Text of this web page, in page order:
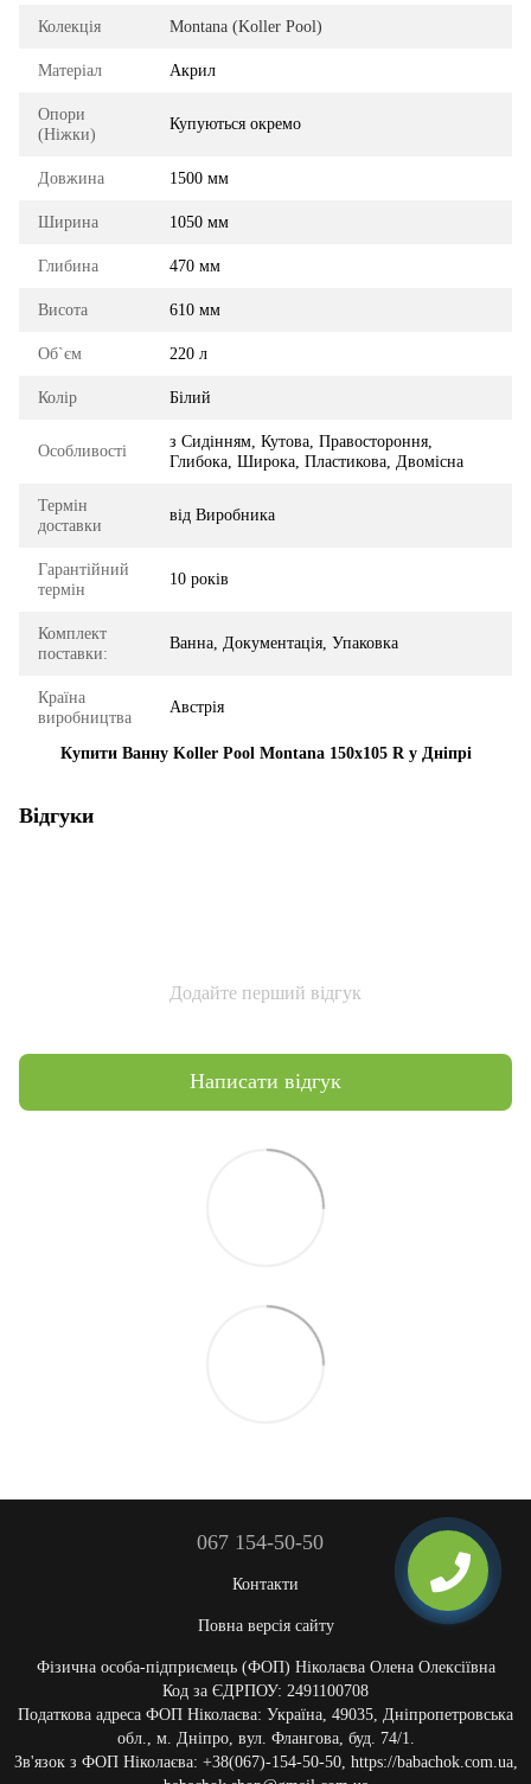
Колекція Montana (Koller Pool)
Матеріал Акрил
Опори
(Ніжки)
Купуються окремо
Довжина 1500 мм
Ширина 1050 мм
Глибина 470 мм
Висота 610 мм
Об`єм 220 л
Колір Білий
Особливості
з Сидінням, Кутова, Правостороння,
Глибока, Широка, Пластикова, Двомісна
Термін
доставки
від Виробника
Гарантійний
термін
10 років
Комплект
поставки:
Ванна, Документація, Упаковка
Країна
виробництва
Австрія
Купити Ванну Koller Pool Montana 150x105 R у Дніпрі
Відгуки
Додайте перший відгук
Написати відгук
067 154-50-50
Контакти
Повна версія сайту
Фізична особа-підприємець (ФОП) Ніколаєва Олена Олексіївна
Код за ЄДРПОУ: 2491100708
Податкова адреса ФОП Ніколаєва: Україна, 49035, Дніпропетровська
обл., м. Дніпро, вул. Флангова, буд. 74/1.
Зв'язок з ФОП Ніколаєва: +38(067)-154-50-50, https://babachok.com.ua,